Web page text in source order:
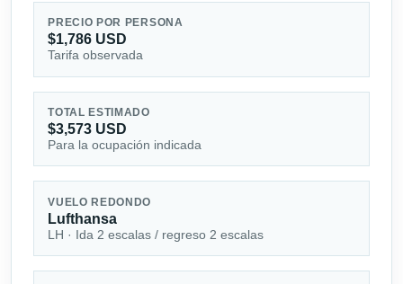
PRECIO POR PERSONA
$1,786 USD
Tarifa observada
TOTAL ESTIMADO
$3,573 USD
Para la ocupación indicada
VUELO REDONDO
Lufthansa
LH · Ida 2 escalas / regreso 2 escalas